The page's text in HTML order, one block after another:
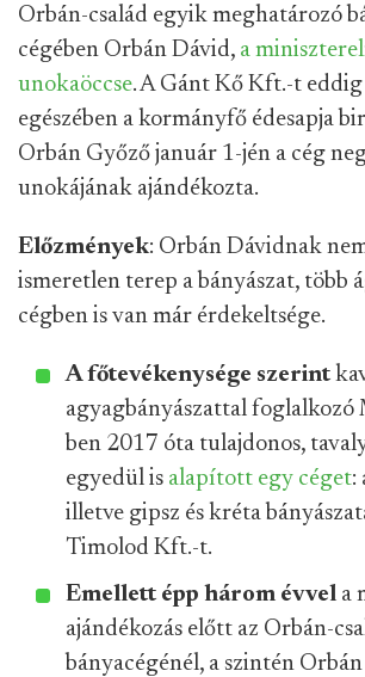
Orbán-család egyik meghatározó
cégében Orbán Dávid, a
unokaöccse. A Gánt Kő Kft.-t eddig
egészében a kormányfő édesapja
Orbán Győző január 1-jén a cég
unokájának ajándékozta.
Előzmények: Orbán Dávidnak
ismeretlen terep a bányászat, több
cégben is van már érdekeltsége.
A főtevékenysége szerint
agyagbányászattal
ben 2017 óta tulajdonos,
egyedül is alapított egy céget:
illetve gipsz és kréta
Timolod Kft.-t.
Emellett épp három évvel a
ajándékozás előtt az Orbán-
bányacégénél, a szintén